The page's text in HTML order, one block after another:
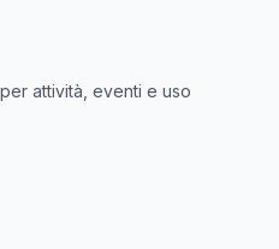
attività, eventi e uso